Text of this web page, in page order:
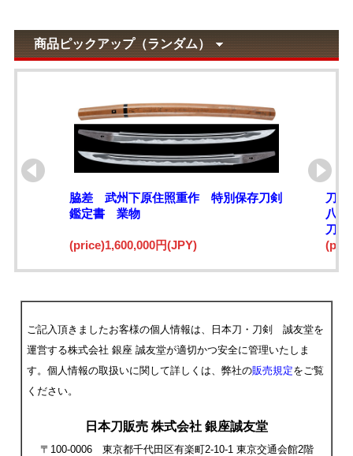
商品ピックアップ（ランダム）
脇差 武州下原住照重作 特別保存刀剣
鑑定書 業物
(price)1,600,000円(JPY)
刀
八
刀上
ご記入頂きましたお客様の個人情報は、日本刀・刀剣 誠友堂を
運営する株式会社 銀座 誠友堂が適切かつ安全に管理いたしま
す。個人情報の取扱いに関して詳しくは、弊社の販売規定をご覧
ください。
日本刀販売 株式会社 銀座誠友堂
〒100-0006 東京都千代田区有楽町2-10-1 東京交通会館2階